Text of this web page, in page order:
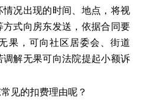
况出现的时间、地点，将视
式向房东发送，依据合同要
果，可向社区居委会、街道
解无果可向法院提起小额诉
见的扣费理由呢？